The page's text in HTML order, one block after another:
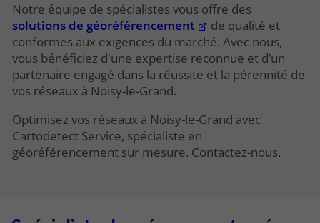
Notre équipe de spécialistes vous offre des
solutions de géoréférencement
de qualité et
conformes aux exigences du marché. Avec nous,
vous bénéficiez d'une expertise reconnue et d’un
partenaire engagé dans la réussite et la pérennité de
vos réseaux à Noisy-le-Grand.
Optimisez vos réseaux à Noisy-le-Grand avec
Cartodetect Service, spécialiste en
géoréférencement sur mesure. Contactez-nous.